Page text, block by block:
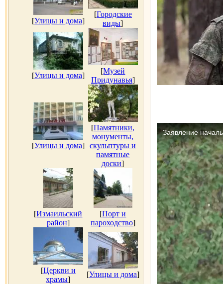
[Улицы и дома]
[Городские
виды]
[Улицы и дома]
[Музей
Придунавья]
[Улицы и дома]
[Памятники,
монументы,
скульптуры и
памятные
доски]
[Измаильский
район]
[Порт и
пароходство]
[Церкви и
храмы]
[Улицы и дома]